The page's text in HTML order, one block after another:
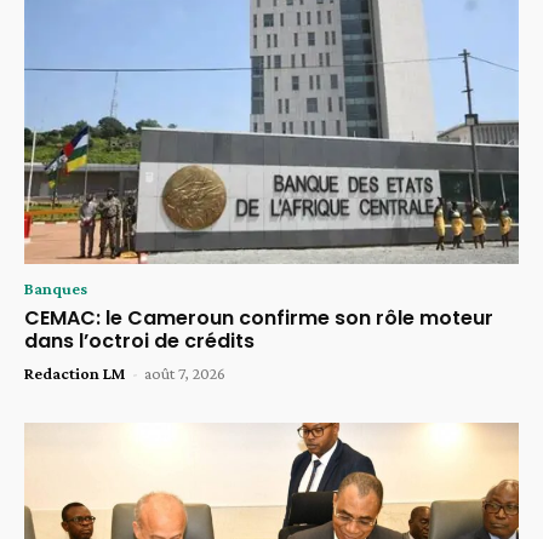
Banques
CEMAC: le Cameroun confirme son rôle moteur
dans l’octroi de crédits
Redaction LM - août 7, 2026